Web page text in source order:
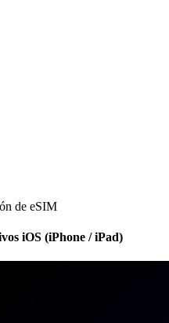
de eSIM
iOS (iPhone / iPad)